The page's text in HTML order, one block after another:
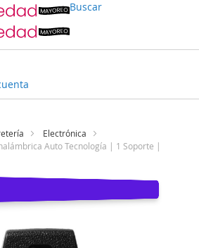
Buscar
Electrónica
Auto Tecnología | 1 Soporte |